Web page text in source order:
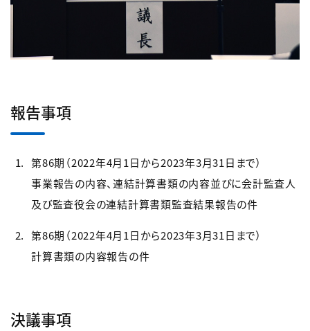
報告事項
第86期（2022年4月1日から2023年3月31日まで）
事業報告の内容、連結計算書類の内容並びに会計監査人
及び監査役会の連結計算書類監査結果報告の件
第86期（2022年4月1日から2023年3月31日まで）
計算書類の内容報告の件
決議事項